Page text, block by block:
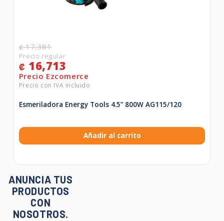
₡17,381
₡ 16,713
Esmeriladora Energy Tools 4.5” 800W AG115/120
Añadir al carrito
ANUNCIA TUS
PRODUCTOS
CON
NOSOTROS.